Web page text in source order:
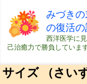
みづき
の復活
西洋医学に
己治癒力で勝負していま
サイズ （さいず